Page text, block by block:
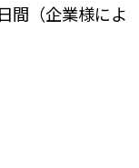
間（企業様によ